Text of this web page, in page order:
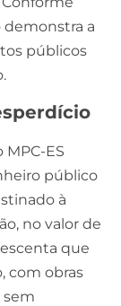
demonstra a
públicos
ES
público
à
no valor de
que
com obras
sem